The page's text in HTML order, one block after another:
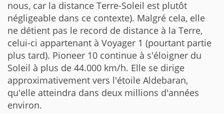
nous, car la distance Terre-Soleil est plutôt
négligeable dans ce contexte). Malgré cela, elle
ne détient pas le record de distance à la Terre,
celui-ci appartenant à Voyager 1 (pourtant partie
plus tard). Pioneer 10 continue à s'éloigner du
Soleil à plus de 44.000 km/h. Elle se dirige
approximativement vers l'étoile Aldebaran,
qu'elle atteindra dans deux millions d'années
environ.